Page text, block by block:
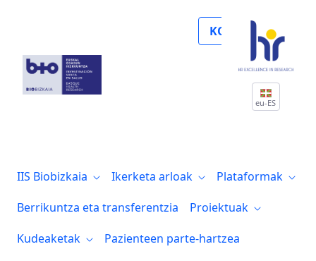
KOLABORATU
eu-ES
IIS Biobizkaia Ikerketa arloak
Plataformak
Berrikuntza eta transferentzia
Proiektuak
Kudeaketak
Pazienteen parte-hartzea